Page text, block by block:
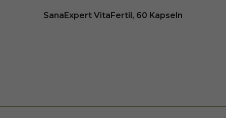
SanaExpert VitaFertil, 60 Kapseln